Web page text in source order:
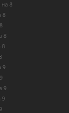
8
8
8
8
9
9
9